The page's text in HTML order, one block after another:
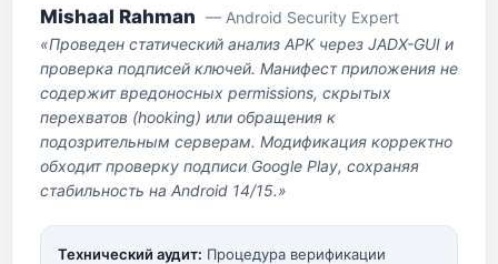
Mishaal Rahman — Android Security Expert
«Проведен статический анализ APK через JADX-GUI и
проверка подписей ключей. Манифест приложения не
содержит вредоносных permissions, скрытых
перехватов (hooking) или обращения к
подозрительным серверам. Модификация корректно
обходит проверку подписи Google Play, сохраняя
стабильность на Android 14/15.»
Технический аудит: Процедура верификации